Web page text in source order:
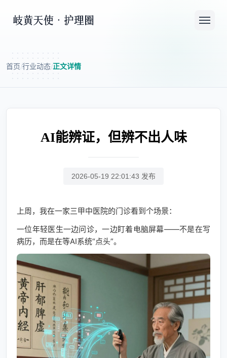
首页/行业动态/正文详情
AI能辨证，但辨不出人味
2026-05-19 22:01:43 发布
上周，我在一家三甲中医院的门诊看到个场景：
一位年轻医生一边问诊，一边盯着电脑屏幕——不是在写
病历，而是在等AI系统“点头”。